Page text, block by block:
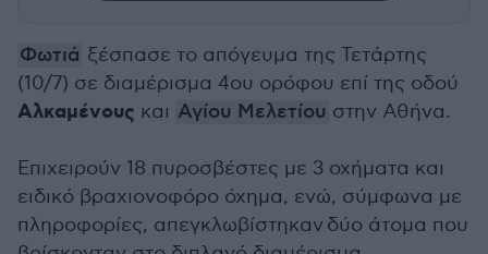
Φωτιά ξέσπασε το απόγευμα της Τετάρτης
(10/7) σε διαμέρισμα 4ου ορόφου επί της οδού
Αλκαμένους και Αγίου Μελετίου στην Αθήνα.
Επιχειρούν 18 πυροσβέστες με 3 οχήματα και
ειδικό βραχιονοφόρο όχημα, ενώ, σύμφωνα με
πληροφορίες, απεγκλωβίστηκαν δύο άτομα που